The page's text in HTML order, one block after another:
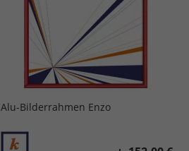
Alu-Bilderrahmen Enzo